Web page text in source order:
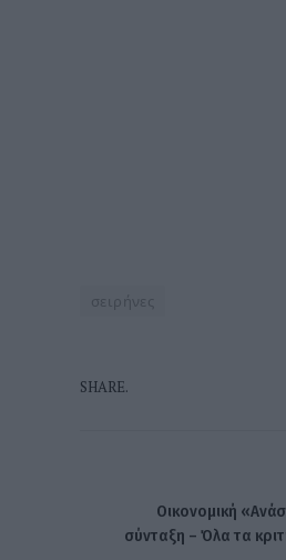
σειρήνες
SHARE.
Οικονομική
σύνταξη – Όλα τα